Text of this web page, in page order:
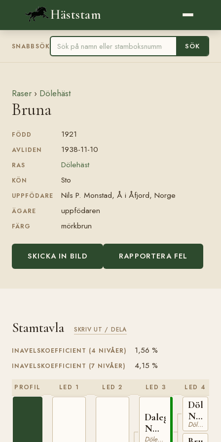
Häststam
SNABBSÖK SÖK
Raser › Dölehäst
Bruna
FÖDD 1921
AVLIDEN 1938-11-10
RAS Dölehäst
KÖN Sto
UPPFÖDARE Nils P. Monstad, Å i Åfjord, Norge
ÄGARE uppfödaren
FÄRG mörkbrun
SKICKA IN BILD RAPPORTERA FEL
Stamtavla SKRIV UT / DELA
INAVELSKOEFFICIENT (4 NIVÅER) 1,56 %
INAVELSKOEFFICIENT (7 NIVÅER) 4,15 %
PROFIL LED 1 LED 2 LED 3
Dalegudbrand
N
Dölehäst
LED 4
N
169
Dölehäst